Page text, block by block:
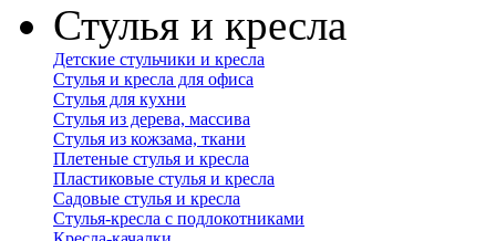
Стулья и кресла
Детские стульчики и кресла
Стулья и кресла для офиса
Стулья для кухни
Стулья из дерева, массива
Стулья из кожзама, ткани
Плетеные стулья и кресла
Пластиковые стулья и кресла
Садовые стулья и кресла
Стулья-кресла с подлокотниками